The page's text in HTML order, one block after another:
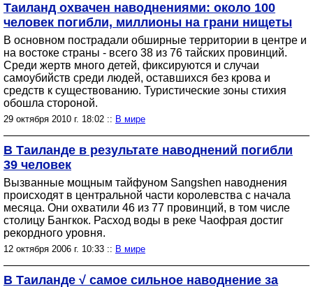
Таиланд охвачен наводнениями: около 100
человек погибли, миллионы на грани нищеты
В основном пострадали обширные территории в центре и
на востоке страны - всего 38 из 76 тайских провинций.
Среди жертв много детей, фиксируются и случаи
самоубийств среди людей, оставшихся без крова и
средств к существованию. Туристические зоны стихия
обошла стороной.
29 октября 2010 г. 18:02 :: В мире
В Таиланде в результате наводнений погибли
39 человек
Вызванные мощным тайфуном Sangshen наводнения
происходят в центральной части королевства с начала
месяца. Они охватили 46 из 77 провинций, в том числе
столицу Бангкок. Расход воды в реке Чаофрая достиг
рекордного уровня.
12 октября 2006 г. 10:33 :: В мире
В Таиланде √ самое сильное наводнение за